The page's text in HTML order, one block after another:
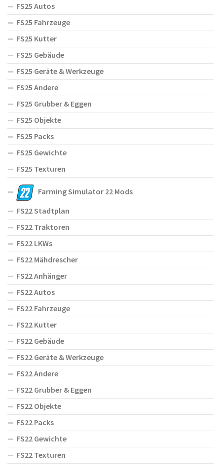
FS25 Autos
FS25 Fahrzeuge
FS25 Kutter
FS25 Gebäude
FS25 Geräte & Werkzeuge
FS25 Andere
FS25 Grubber & Eggen
FS25 Objekte
FS25 Packs
FS25 Gewichte
FS25 Texturen
Farming Simulator 22 Mods
FS22 Stadtplan
FS22 Traktoren
FS22 LKWs
FS22 Mähdrescher
FS22 Anhänger
FS22 Autos
FS22 Fahrzeuge
FS22 Kutter
FS22 Gebäude
FS22 Geräte & Werkzeuge
FS22 Andere
FS22 Grubber & Eggen
FS22 Objekte
FS22 Packs
FS22 Gewichte
FS22 Texturen